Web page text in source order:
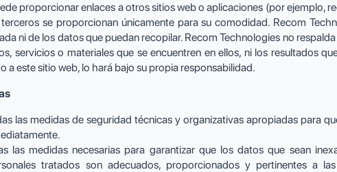
proporcionar enlaces a otros sitios web o aplicaciones (por ejemplo,
se proporcionan únicamente para su comodidad. Recom
ni de los datos que puedan recopilar. Recom Technologies no
servicios o materiales que se encuentren en ellos, ni los resultados
a este sitio web, lo hará bajo su propia responsabilidad.
las medidas de seguridad técnicas y organizativas apropiadas para
las medidas necesarias para garantizar que los datos que sean
tratados son adecuados, proporcionados y pertinentes a